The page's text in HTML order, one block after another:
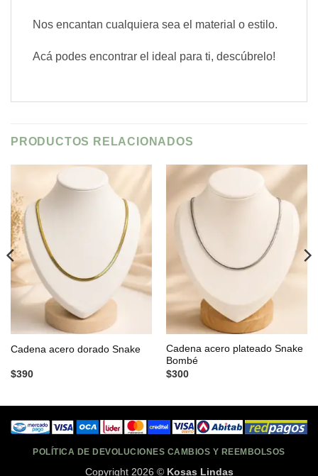
Nos encantan cualquiera sea el material o estilo.
Acá podes encontrar el ideal para ti, descúbrelo!
PRODUCTOS RELACIONADOS
Cadena acero dorado Snake
$390
Cadena acero plateado Snake
Bombé
$300
POLÍTICA DE DEVOLUCIONES CAMBIOS Y REEMBOLSOS
Copyright 2026 © Kosas Lindas